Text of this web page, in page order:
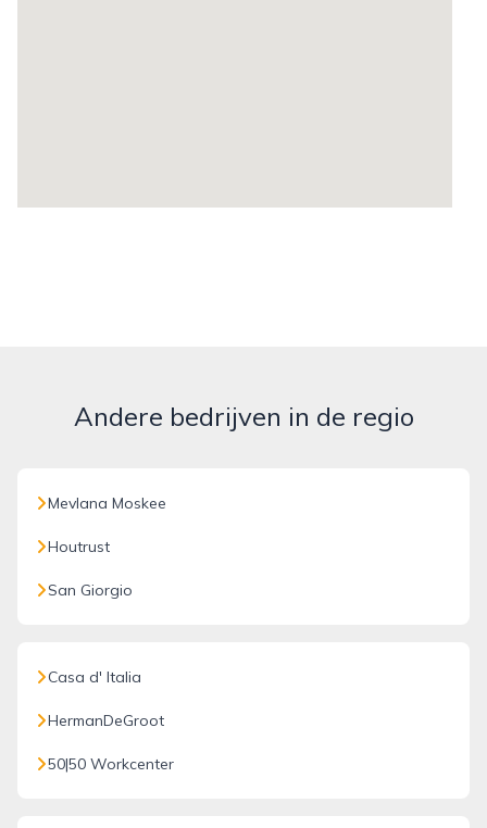
Andere bedrijven in de regio
Mevlana Moskee
Houtrust
San Giorgio
Casa d' Italia
HermanDeGroot
50|50 Workcenter